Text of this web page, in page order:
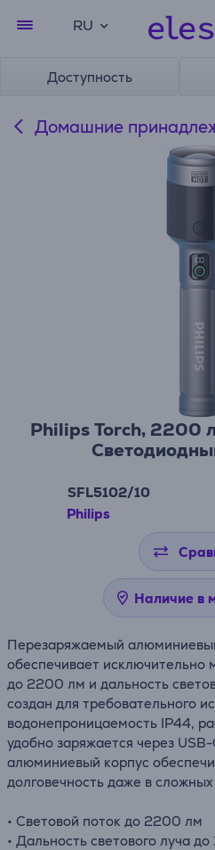
RU
Доступность
Домашние
Philips Torch, 2200
SFL5102/10
Philips
Наличие в
Перезаряжаемый
обеспечивает исключительно
до 2200 лм и дальность
создан для требовательного
водонепроницаемость IP44,
удобно заряжается через
алюминиевый корпус
долговечность даже в сложных
• Световой поток до 2200 лм
• Дальность светового луча